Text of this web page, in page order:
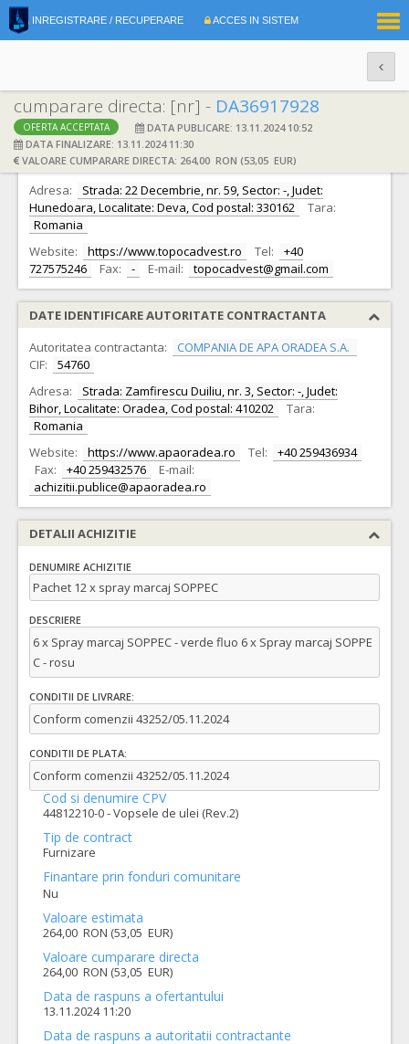
INREGISTRARE / RECUPERARE ACCES IN SISTEM
cumparare directa: [nr] - DA36917928
OFERTA ACCEPTATA
DATA PUBLICARE: 13.11.2024 10:52
DATA FINALIZARE: 13.11.2024 11:30
VALOARE CUMPARARE DIRECTA: 264,00 RON (53,05 EUR)
DATE IDENTIFICARE OFERTANT
Ofertant: S.C. TOPO CAD VEST S.R.L. S.R.L. CIF:
Adresa:
Strada: 22 Decembrie, nr. 59, Sector: -, Judet:
Hunedoara, Localitate: Deva, Cod postal: 330162
Tara:
Romania
Website:
https://www.topocadvest.ro Tel:
+40
727575246
Fax: - E-mail: topocadvest@gmail.com
DATE IDENTIFICARE AUTORITATE CONTRACTANTA
Autoritatea contractanta:
COMPANIA DE APA ORADEA S.A.
CIF:
54760
Adresa:
Strada: Zamfirescu Duiliu, nr. 3, Sector: -, Judet:
Bihor, Localitate: Oradea, Cod postal: 410202
Tara:
Romania
Website:
https://www.apaoradea.ro Tel:
+40 259436934
Fax:
+40 259432576
E-mail:
achizitii.publice@apaoradea.ro
DETALII ACHIZITIE
DENUMIRE ACHIZITIE
Pachet 12 x spray marcaj SOPPEC
DESCRIERE
6 x Spray marcaj SOPPEC - verde fluo 6 x Spray marcaj SOPPE
C - rosu
CONDITII DE LIVRARE:
Conform comenzii 43252/05.11.2024
CONDITII DE PLATA:
Conform comenzii 43252/05.11.2024
Cod si denumire CPV
44812210-0 - Vopsele de ulei (Rev.2)
Tip de contract
Furnizare
Finantare prin fonduri comunitare
Nu
Valoare estimata
264,00 RON (53,05 EUR)
Valoare cumparare directa
264,00 RON (53,05 EUR)
Data de raspuns a ofertantului
13.11.2024 11:20
Data de raspuns a autoritatii contractante